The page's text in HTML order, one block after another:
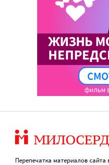
Перепечатка материалов